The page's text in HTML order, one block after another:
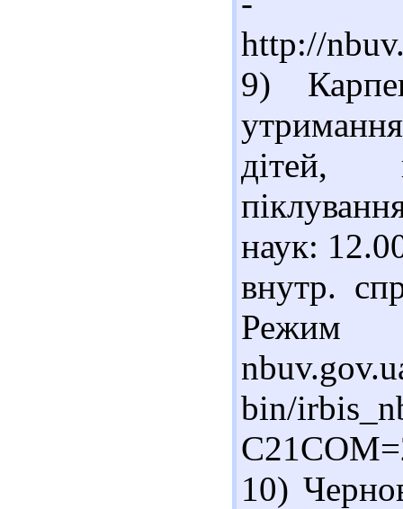
http://
9)
дітей,
наук:
внутр.
Режим
bin/
10)